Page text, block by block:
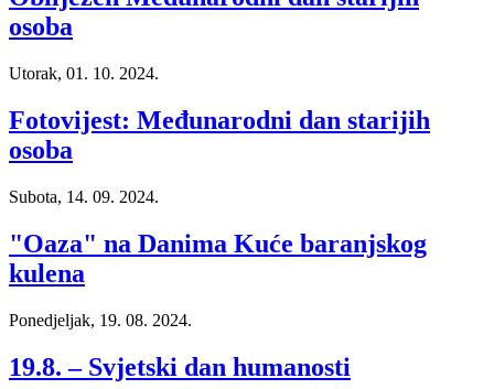
osoba
Utorak, 01. 10. 2024.
Fotovijest: Međunarodni dan starijih
osoba
Subota, 14. 09. 2024.
"Oaza" na Danima Kuće baranjskog
kulena
Ponedjeljak, 19. 08. 2024.
19.8. – Svjetski dan humanosti